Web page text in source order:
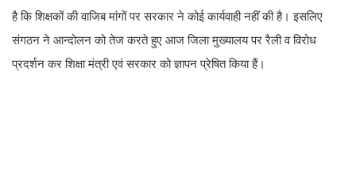
है कि शिक्षकों की वाजिब मांगों पर सरकार ने कोई कार्यवाही नहीं की है। इसलिए
संगठन ने आन्दोलन को तेज करते हुए आज जिला मुख्यालय पर रैली व विरोध
प्रदर्शन कर शिक्षा मंत्री एवं सरकार को ज्ञापन प्रेषित किया हैं।